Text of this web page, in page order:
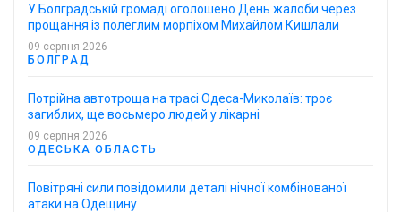
У Болградській громаді оголошено День жалоби через
прощання із полеглим морпіхом Михайлом Кишлали
09 серпня 2026
БОЛГРАД
Потрійна автотроща на трасі Одеса-Миколаїв: троє
загиблих, ще восьмеро людей у лікарні
09 серпня 2026
ОДЕСЬКА ОБЛАСТЬ
Повітряні сили повідомили деталі нічної комбінованої
атаки на Одещину